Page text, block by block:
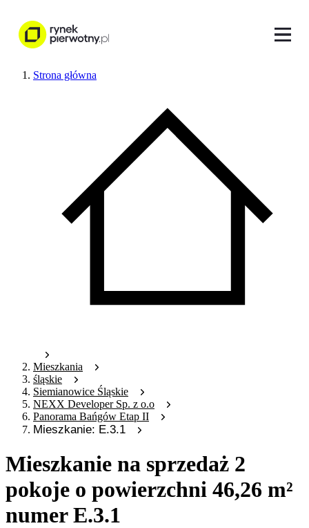
Strona główna
Mieszkania
śląskie
Siemianowice Śląskie
NEXX Developer Sp. z o.o
Panorama Bańgów Etap II
Mieszkanie: E.3.1
Mieszkanie na sprzedaż 2
pokoje o powierzchni 46,26 m²
numer E.3.1